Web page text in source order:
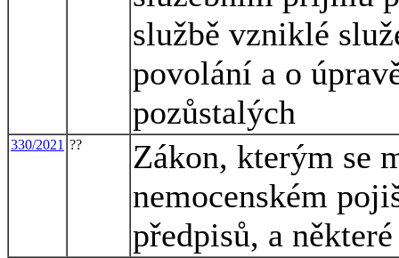
službě vzniklé
povolání a o
pozůstalých
330/2021 ??
Zákon, kterým se
nemocenském
předpisů, a